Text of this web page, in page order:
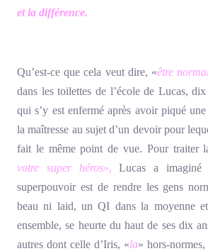
et la différence.
Qu’est-ce que cela veut dire, «être
dans les toilettes de l’école de Lucas,
qui s’y est enfermé après avoir piqué
la maîtresse au sujet d’un devoir pour
fait le même point de vue. Pour traiter
votre super héros», Lucas a imaginé
superpouvoir est de rendre les gens
beau ni laid, un QI dans la moyenne et
ensemble, se heurte du haut de ses dix
autres dont celle d’Iris, «la» hors-